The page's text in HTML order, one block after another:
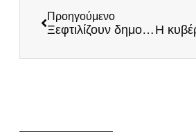
Προηγούμενο
Ξεφτιλίζουν δημοκρατικές διαδικασίες με 15χρονα και Πακιστανούς στον ΣΥΡΙΖΑ!